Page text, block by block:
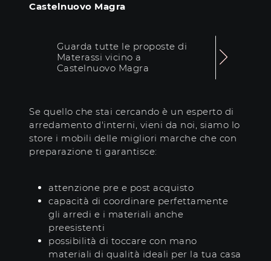
Castelnuovo Magra
Guarda tutte le proposte di
Materassi vicino a
Castelnuovo Magra
Se quello che stai cercando è un esperto di
arredamento d'interni, vieni da noi, siamo lo
store i mobili delle migliori marche che con
preparazione ti garantisce:
attenzione pre e post acquisto
capacità di coordinare perfettamente
gli arredi e i materiali anche
preesistenti
possibilità di toccare con mano
materiali di qualità ideali per la tua casa